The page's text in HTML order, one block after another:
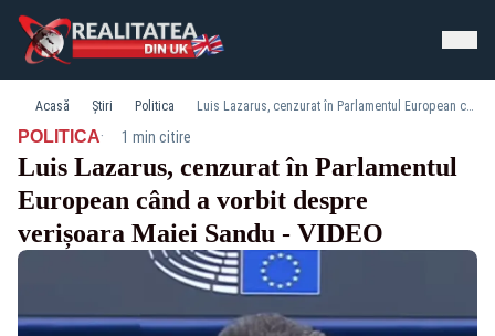
Acasă Știri Politica Luis Lazarus, cenzurat în Parlamentul European când a vorbit despre verișoara Maiei Sandu - VIDEO
POLITICA· 1 min citire
Luis Lazarus, cenzurat în Parlamentul
European când a vorbit despre
verișoara Maiei Sandu - VIDEO